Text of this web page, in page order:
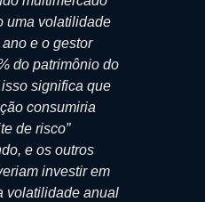
uma volatilidade
e o gestor
do patrimônio do
significa que
consumiria
de risco”
e os outros
investir em
volatilidade anual